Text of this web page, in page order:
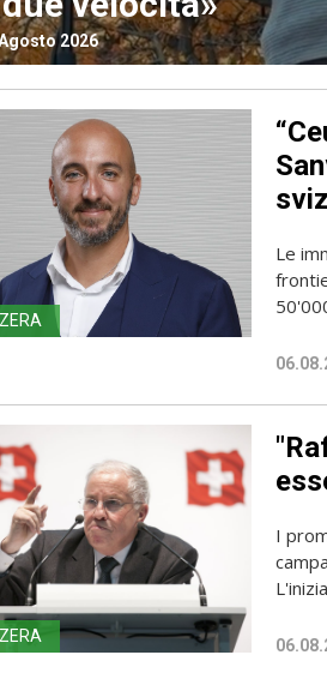
2026
Le
I